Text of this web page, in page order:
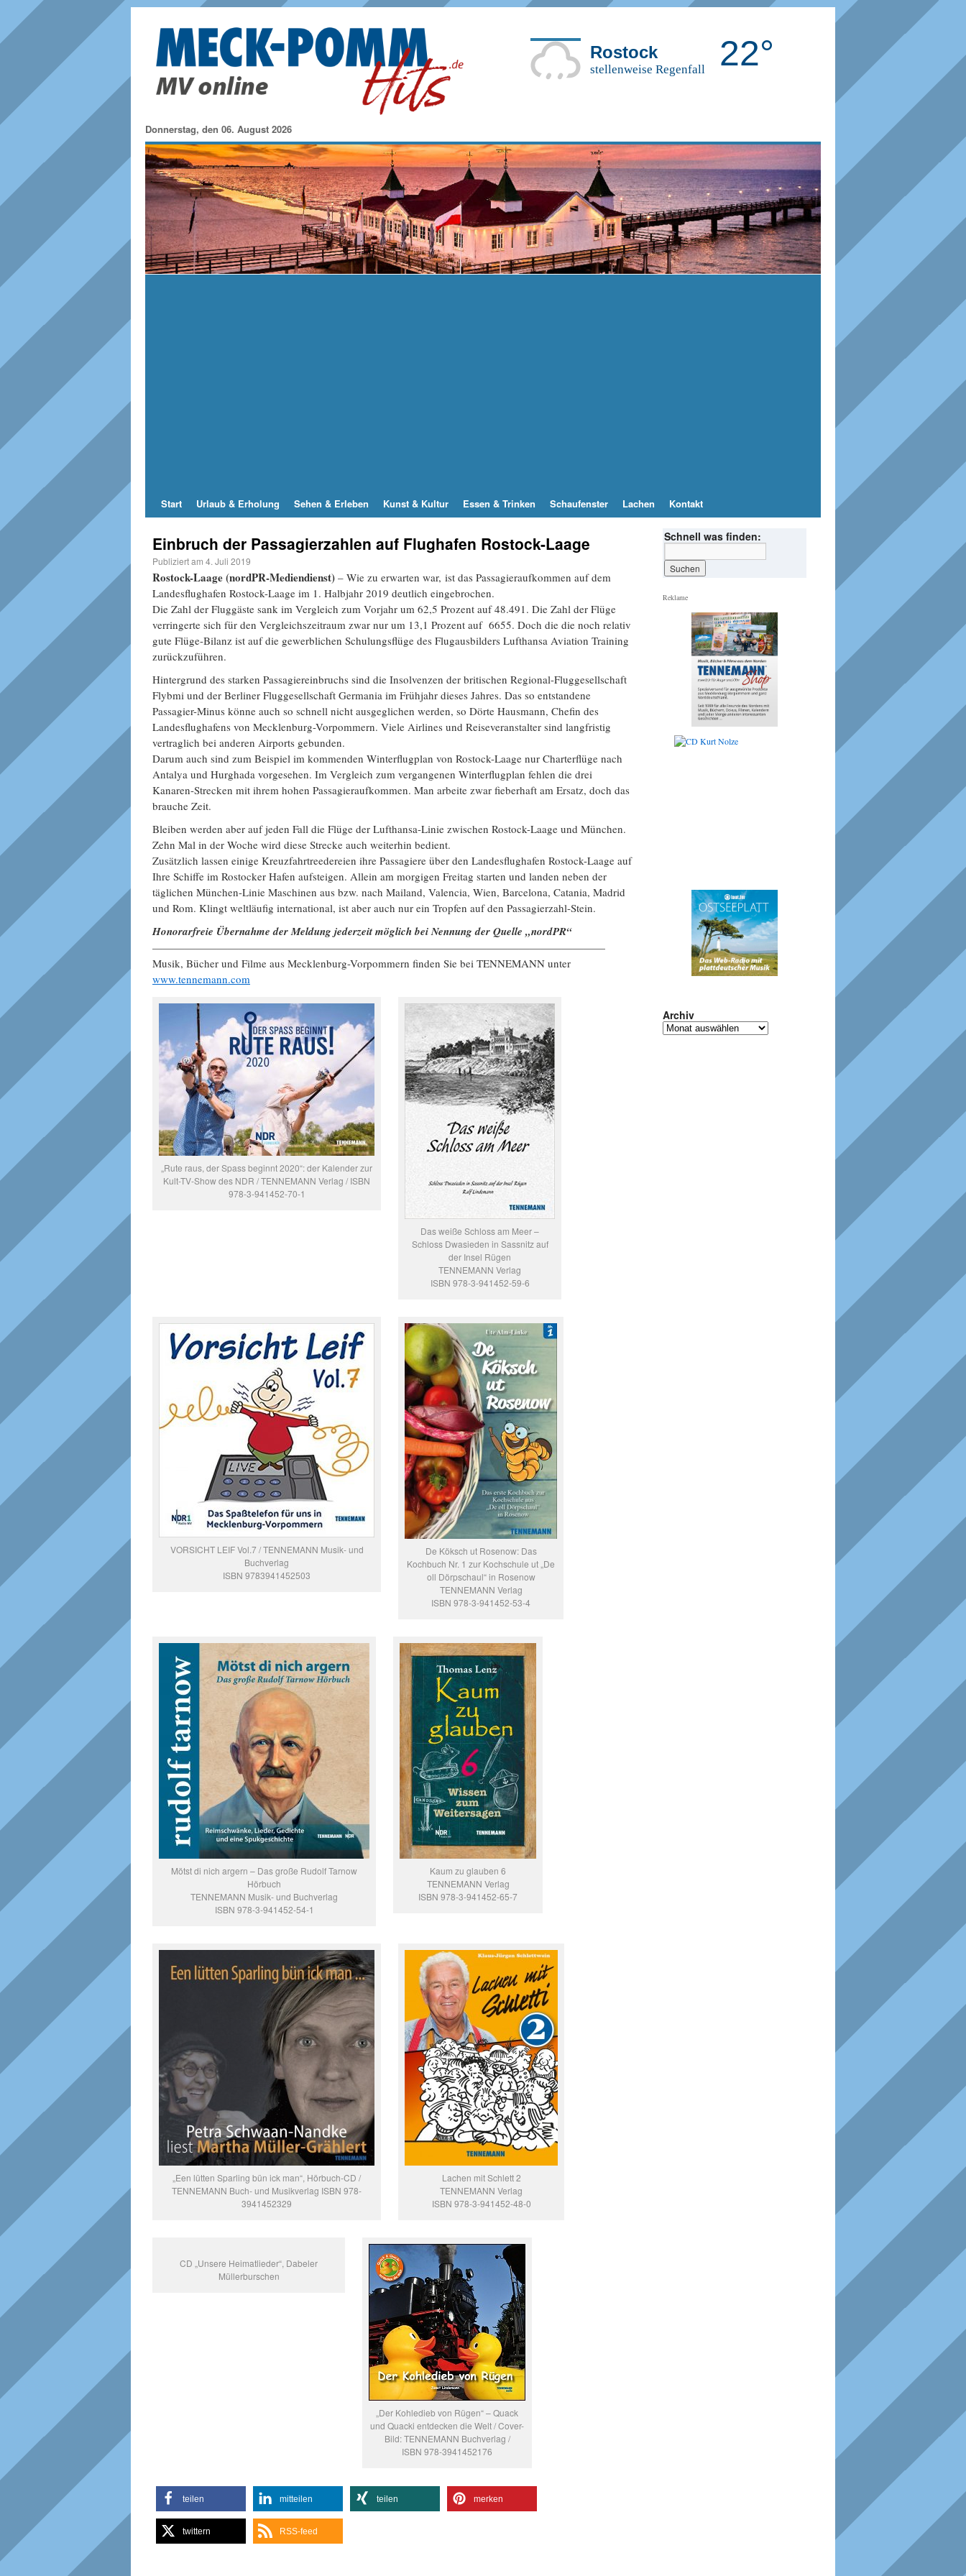
Donnerstag, den 06. August 2026
Rostock
stellenweise Regenfall 22°
Start Urlaub & Erholung Sehen & Erleben Kunst & Kultur Essen & Trinken Schaufenster Lachen Kontakt
Einbruch der Passagierzahlen auf Flughafen Rostock-Laage
Publiziert am 4. Juli 2019
Rostock-Laage (nordPR-Mediendienst) – Wie zu erwarten war, ist das Passagieraufkommen auf dem
Landesflughafen Rostock-Laage im 1. Halbjahr 2019 deutlich eingebrochen.
Die Zahl der Fluggäste sank im Vergleich zum Vorjahr um 62,5 Prozent auf 48.491. Die Zahl der Flüge
verringerte sich für den Vergleichszeitraum zwar nur um 13,1 Prozent auf 6655. Doch die die noch relativ
gute Flüge-Bilanz ist auf die gewerblichen Schulungsflüge des Flugausbilders Lufthansa Aviation Training
zurückzuführen.
Hintergrund des starken Passagiereinbruchs sind die Insolvenzen der britischen Regional-Fluggesellschaft
Flybmi und der Berliner Fluggesellschaft Germania im Frühjahr dieses Jahres. Das so entstandene
Passagier-Minus könne auch so schnell nicht ausgeglichen werden, so Dörte Hausmann, Chefin des
Landesflughafens von Mecklenburg-Vorpommern. Viele Airlines und Reiseveranstalter sind langfristig
vertraglich bei anderen Airports gebunden.
Darum auch sind zum Beispiel im kommenden Winterflugplan von Rostock-Laage nur Charterflüge nach
Antalya und Hurghada vorgesehen. Im Vergleich zum vergangenen Winterflugplan fehlen die drei
Kanaren-Strecken mit ihrem hohen Passagieraufkommen. Man arbeite zwar fieberhaft am Ersatz, doch das
brauche Zeit.
Bleiben werden aber auf jeden Fall die Flüge der Lufthansa-Linie zwischen Rostock-Laage und München.
Zehn Mal in der Woche wird diese Strecke auch weiterhin bedient.
Zusätzlich lassen einige Kreuzfahrtreedereien ihre Passagiere über den Landesflughafen Rostock-Laage auf
Ihre Schiffe im Rostocker Hafen aufsteigen. Allein am morgigen Freitag starten und landen neben der
täglichen München-Linie Maschinen aus bzw. nach Mailand, Valencia, Wien, Barcelona, Catania, Madrid
und Rom. Klingt weltläufig international, ist aber auch nur ein Tropfen auf den Passagierzahl-Stein.
Honorarfreie Übernahme der Meldung jederzeit möglich bei Nennung der Quelle „nordPR“
——————————————————————————————————————————
Musik, Bücher und Filme aus Mecklenburg-Vorpommern finden Sie bei TENNEMANN unter
www.tennemann.com
„Rute raus, der Spass beginnt 2020“: der Kalender zur
Kult-TV-Show des NDR / TENNEMANN Verlag / ISBN
978-3-941452-70-1
Das weiße Schloss am Meer –
Schloss Dwasieden in Sassnitz auf
der Insel Rügen
TENNEMANN Verlag
ISBN 978-3-941452-59-6
VORSICHT LEIF Vol.7 / TENNEMANN Musik- und
Buchverlag
ISBN 9783941452503
De Köksch ut Rosenow: Das
Kochbuch Nr. 1 zur Kochschule ut „De
oll Dörpschaul“ in Rosenow
TENNEMANN Verlag
ISBN 978-3-941452-53-4
Mötst di nich argern – Das große Rudolf Tarnow
Hörbuch
TENNEMANN Musik- und Buchverlag
ISBN 978-3-941452-54-1
Kaum zu glauben 6
TENNEMANN Verlag
ISBN 978-3-941452-65-7
„Een lütten Sparling bün ick man“, Hörbuch-CD /
TENNEMANN Buch- und Musikverlag ISBN 978-
3941452329
Lachen mit Schlett 2
TENNEMANN Verlag
ISBN 978-3-941452-48-0
CD „Unsere Heimatlieder“, Dabeler
Müllerburschen
„Der Kohledieb von Rügen“ – Quack
und Quacki entdecken die Welt / Cover-
Bild: TENNEMANN Buchverlag /
ISBN 978-3941452176
teilen mitteilen teilen merken
twittern RSS-feed
Schnell was finden:
Reklame
Archiv